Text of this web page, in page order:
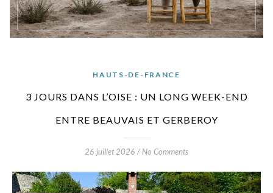
HAUTS-DE-FRANCE
3 JOURS DANS L’OISE : UN LONG WEEK-END
ENTRE BEAUVAIS ET GERBEROY
26 juillet 2026 /No Comments